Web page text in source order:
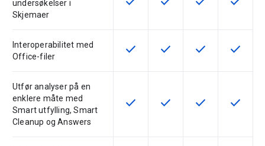
undersøkelser i
Skjemaer
Interoperabilitet med
Office-filer
Denne funksjonen er tilgjengelig
check Denne funksjonen er
check Denne
check Denne
check
Utfør analyser på en
enklere måte med
Smart utfylling, Smart
Cleanup og Answers
Denne funksjonen er tilgjengelig
check Denne funksjonen er
check Denne
check Denne
check